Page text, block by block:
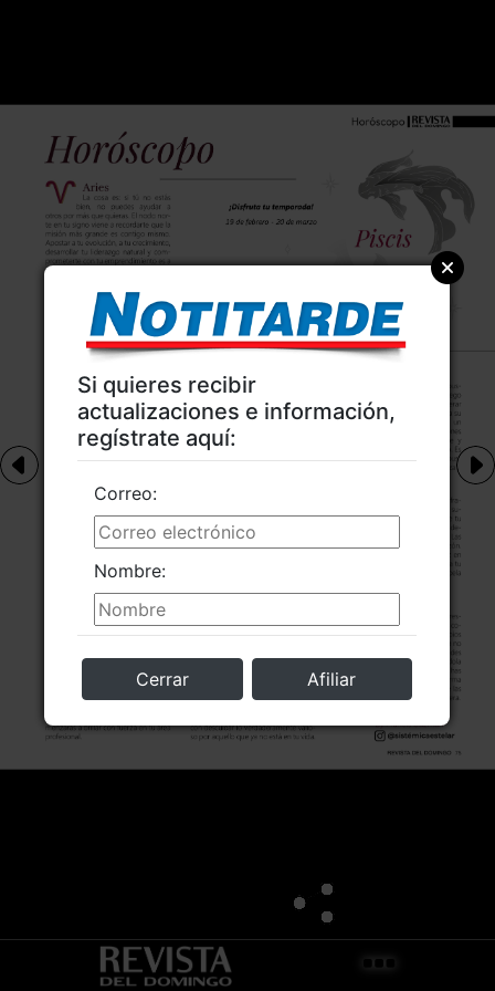
Si quieres recibir
actualizaciones e información,
regístrate aquí:
Nombre:
Correo:
Cerrar Afiliar